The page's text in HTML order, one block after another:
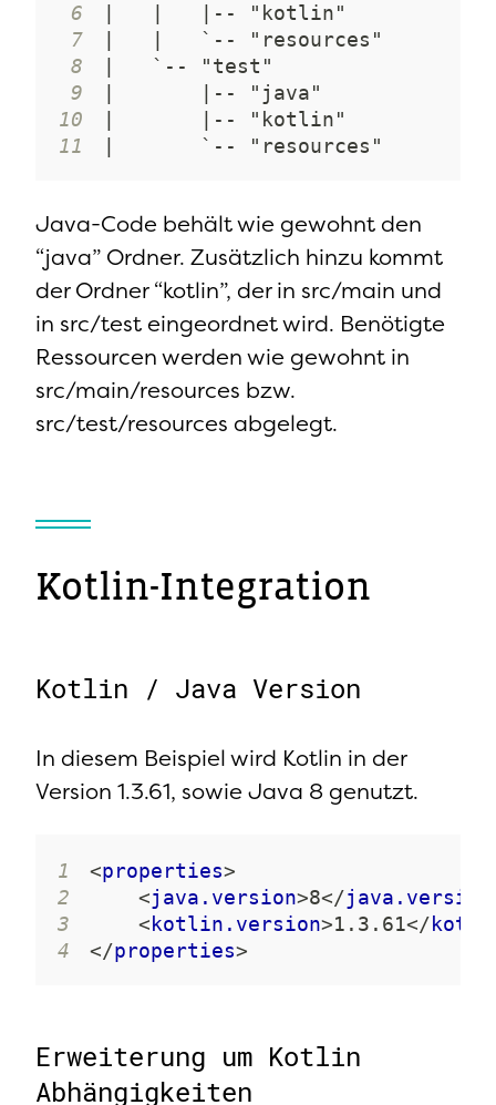
6
7
8
9
10
11
|       `-- "resources"
Java-Code behält wie gewohnt den
“java” Ordner. Zusätzlich hinzu kommt
der Ordner “kotlin”, der in src/main und
in src/test eingeordnet wird. Benötigte
Ressourcen werden wie gewohnt in
src/main/resources bzw.
src/test/resources abgelegt.
Kotlin-Integration
Kotlin / Java Version
In diesem Beispiel wird Kotlin in der
Version 1.3.61, sowie Java 8 genutzt.
1 <properties>
2
<java.version>8</java.version
3
<kotlin.version>1.3.61</
4
</properties>
Erweiterung um Kotlin
Abhängigkeiten